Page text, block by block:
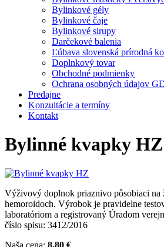
Bylinkové gély
Bylinkové čaje
Bylinkové sirupy
Darčekové balenia
Ľúbava slovenská prírodná
Doplnkový tovar
Obchodné podmienky
Ochrana osobných údajov
Predajne
Konzultácie a termíny
Kontakt
Bylinné kvapky HZ
Výživový doplnok priaznivo pôsobiaci na
hemoroidoch. Výrobok je pravidelne
laboratóriom a registrovaný Úradom
číslo spisu: 3412/2016
Naša cena: 8,80 €